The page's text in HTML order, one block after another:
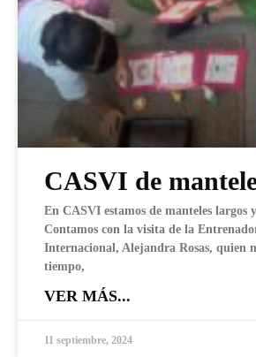
CASVI de
En CASVI estamos de manteles largos
Contamos con la visita de la
Internacional, Alejandra Rosas, quien
tiempo,
VER MÁS...
11 septiembre, 2024